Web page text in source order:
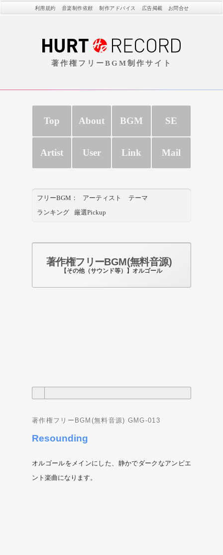
著作権フリーBGM制作サイト
利用規約 音楽制作依頼 制作アドバイス 広告掲載 お問合せ
Top About BGM SE
Artist User Link Mail
フリーBGM： アーティスト テーマ
ランキング 厳選Pickup
著作権フリーBGM(無料音源)
【その他（サウンド等）】オルゴール
著作権フリーBGM(無料音源) GMG-013
Resounding
オルゴールをメインにした、静かでダークなアンビエ
ント楽曲になります。